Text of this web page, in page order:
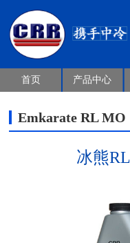
首页 产品中心
Emkarate RL MO
冰熊